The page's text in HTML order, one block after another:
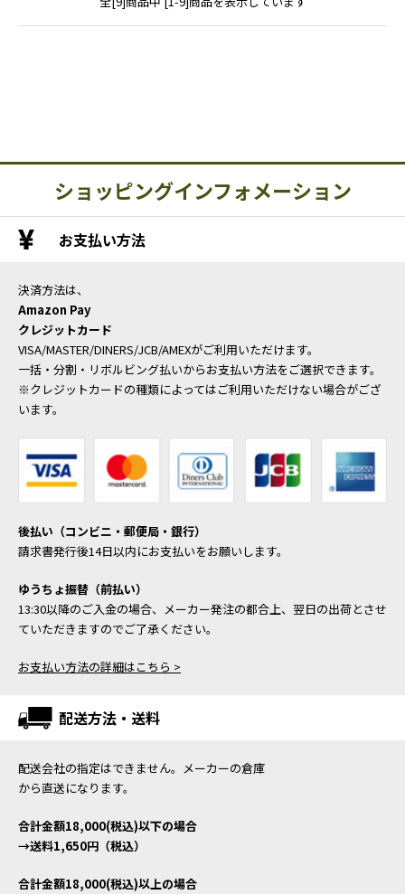
ショッピングインフォメーション
お支払い方法
決済方法は、
Amazon Pay
クレジットカード
VISA/MASTER/DINERS/JCB/AMEXがご利用いただけます。
一括・分割・リボルビング払いからお支払い方法をご選択できます。
※クレジットカードの種類によってはご利用いただけない場合がござ
います。
後払い（コンビニ・郵便局・銀行）
請求書発行後14日以内にお支払いをお願いします。
ゆうちょ振替（前払い）
13:30以降のご入金の場合、メーカー発注の都合上、翌日の出荷とさせ
ていただきますのでご了承ください。
お支払い方法の詳細はこちら >
配送方法・送料
配送会社の指定はできません。メーカーの倉庫
から直送になります。
合計金額18,000(税込)以下の場合
→送料1,650円（税込）
合計金額18,000(税込)以上の場合